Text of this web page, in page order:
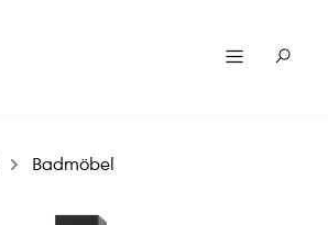
Badmöbel